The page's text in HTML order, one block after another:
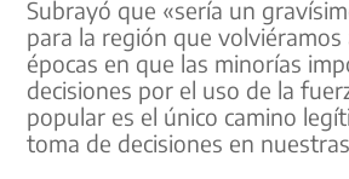
Subrayó que «sería un
para la región que volviéramos
épocas en que las minorías
decisiones por el uso de la
popular es el único camino
toma de decisiones en